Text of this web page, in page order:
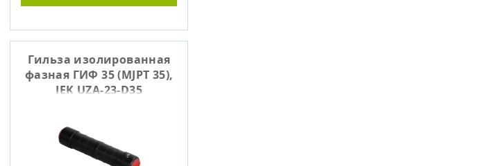
Гильза изолированная
фазная ГИФ 35 (MJPT 35),
IEK UZA-23-D35